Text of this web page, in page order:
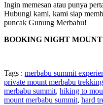
Ingin memesan atau punya
Hubungi kami, kami siap
puncak Gunung Merbabu!
BOOKING NIGHT
Tags : merbabu summit
private mount merbabu
merbabu summit, hiking to
mount merbabu summit, hard